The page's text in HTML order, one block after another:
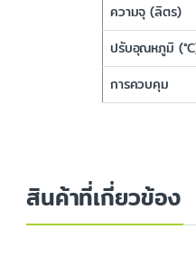
สินค้าที่เกี่ยวข้อง
ความจุ (ลิตร)
ปรับอุณหภูมิ
การควบคุม